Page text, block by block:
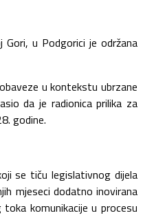
u Podgorici je održana
u kontekstu ubrzane
da je radionica prilika za
godine.
se tiču legislativnog dijela
mjeseci dodatno inovirana
komunikacije u procesu